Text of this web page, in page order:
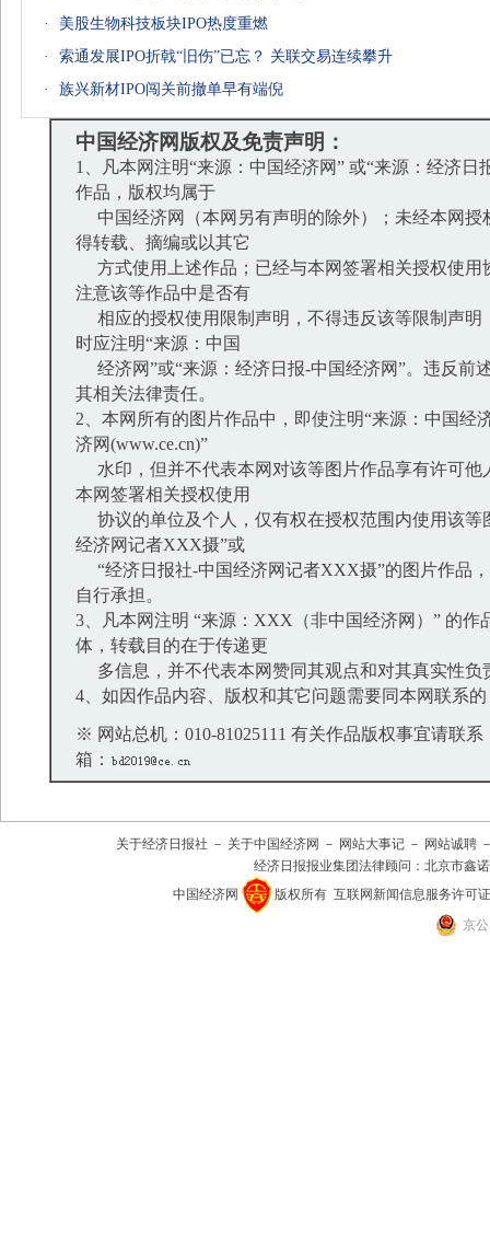
·
美股生物科技板块IPO热度重燃
·
索通发展IPO折戟“旧伤”已忘？ 关联交易连续攀升
·
族兴新材IPO闯关前撤单早有端倪
中国经济网版权及免责声明：
1、凡本网注明“来源：中国经济网” 或“来源：经济日
作品，版权均属于
中国经济网（本网另有声明的除外）；未经本网授
得转载、摘编或以其它
方式使用上述作品；已经与本网签署相关授权使用
注意该等作品中是否有
相应的授权使用限制声明，不得违反该等限制声明
时应注明“来源：中国
经济网”或“来源：经济日报-中国经济网”。违反前
其相关法律责任。
2、本网所有的图片作品中，即使注明“来源：中国经
济网(www.ce.cn)”
水印，但并不代表本网对该等图片作品享有许可他
本网签署相关授权使用
协议的单位及个人，仅有权在授权范围内使用该等
经济网记者XXX摄”或
“经济日报社-中国经济网记者XXX摄”的图片作品
自行承担。
3、凡本网注明 “来源：XXX（非中国经济网）” 的作
体，转载目的在于传递更
多信息，并不代表本网赞同其观点和对其真实性负
4、如因作品内容、版权和其它问题需要同本网联系
※ 网站总机：010-81025111 有关作品版权事宜请联系
箱：
关于经济日报社 － 关于中国经济网 － 网站大事记 － 网站诚聘
经济日报报业集团法律顾问： 北京市鑫
中国经济网
版权所有 互联网新闻信息服务许可证
京公